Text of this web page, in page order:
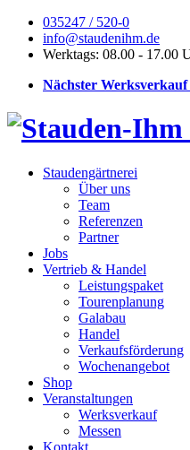
035247 / 520-0
info@staudenihm.de
Werktags: 08.00 - 17.00
Nächster Werksverkauf
Staudengärtnerei
Über uns
Team
Referenzen
Partner
Jobs
Vertrieb & Handel
Leistungspaket
Tourenplanung
Galabau
Handel
Verkaufsförderung
Wochenangebot
Shop
Veranstaltungen
Werksverkauf
Messen
Kontakt